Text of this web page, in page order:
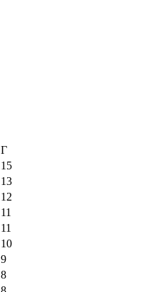
Г
15
13
12
11
11
10
9
8